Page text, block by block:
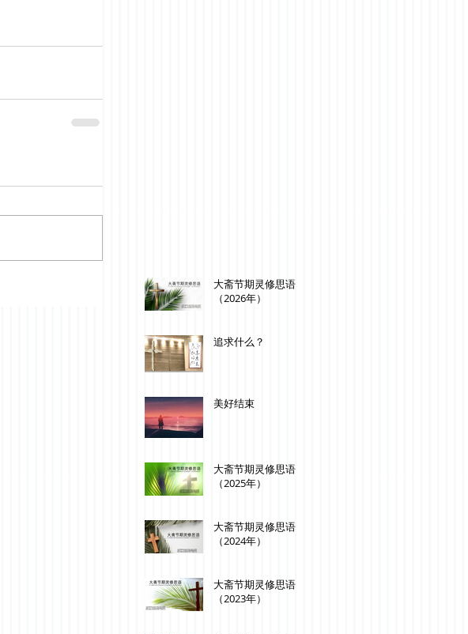
大斋节期灵修思语
（2026年）
追求什么？
美好结束
大斋节期灵修思语
（2025年）
大斋节期灵修思语
（2024年）
大斋节期灵修思语
（2023年）